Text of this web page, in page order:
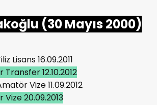
(30 Mayıs 2000)
Lisans 16.09.2011
12.10.2012
Vize 11.09.2012
20.09.2013